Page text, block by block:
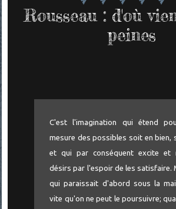
Rousseau : d'où
peines
C'est l'imagination qui étend
mesure des possibles soit en bien,
et qui par conséquent excite et
désirs par l'espoir de les satisfaire.
qui paraissait d'abord sous la
vite qu'on ne peut le poursuivre;